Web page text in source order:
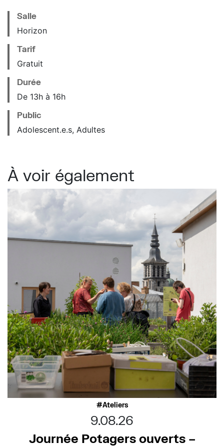
Salle
Horizon
Tarif
Gratuit
Durée
De 13h à 16h
Public
Adolescent.e.s, Adultes
À voir également
Ateliers
9.08.26
Journée Potagers ouverts –